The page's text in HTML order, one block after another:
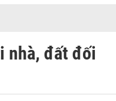
nhà, đất đối